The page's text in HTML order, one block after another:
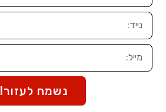
נשמח לעזור!